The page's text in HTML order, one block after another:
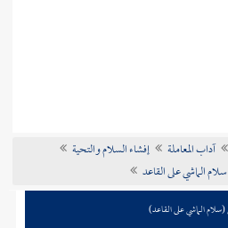
آداب المعاملة
إفشاء السلام والتحية
سلام الماشي على القاعد
الماشي على القاعد)